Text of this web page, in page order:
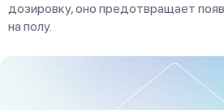
дозировку, оно предотвращает
на полу.